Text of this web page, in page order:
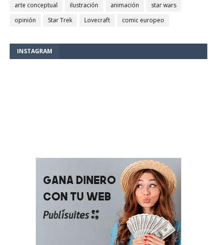
arte conceptual
ilustración animación
star wars
opinión
Star Trek Lovecraft comic europeo
INSTAGRAM